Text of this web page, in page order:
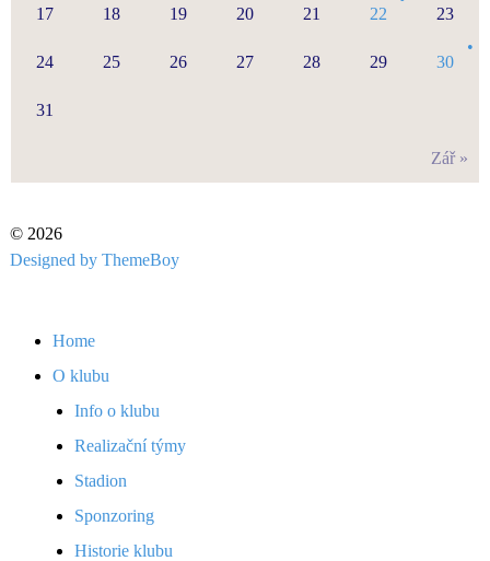
Zář »
17 18 19 20 21 22 23
24 25 26 27 28 29 30
31
© 2026
Designed by ThemeBoy
Home
O klubu
Info o klubu
Realizační týmy
Stadion
Sponzoring
Historie klubu